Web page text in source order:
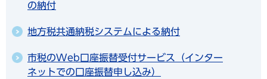
の納付
地方税共通納税システムによる納付
市税のWeb口座振替受付サービス（インター
ネットでの口座振替申し込み）